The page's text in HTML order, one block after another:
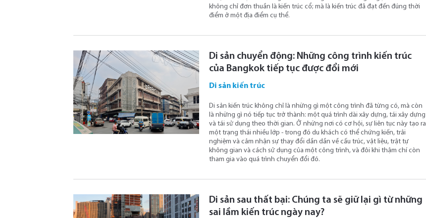
không chỉ đơn thuần là kiến ​​trúc cổ; mà là kiến ​​trúc đã đạt đến đúng thời
điểm ở một địa điểm cụ thể.
Di sản chuyển động: Những công trình kiến ​​trúc
của Bangkok tiếp tục được đổi mới
Di sản kiến trúc
Di sản kiến ​​trúc không chỉ là những gì một công trình đã từng có, mà còn
là những gì nó tiếp tục trở thành: một quá trình dài xây dựng, tái xây dựng
và tái sử dụng theo thời gian. Ở những nơi có cơ hội, sự liên tục này tạo ra
một trạng thái nhiều lớp - trong đó du khách có thể chứng kiến, trải
nghiệm và cảm nhận sự thay đổi dần dần về cấu trúc, vật liệu, trật tự
không gian và cách sử dụng của một công trình, và đôi khi thậm chí còn
tham gia vào quá trình chuyển đổi đó.
Di sản sau thất bại: Chúng ta sẽ giữ lại gì từ những
sai lầm kiến ​​trúc ngày nay?